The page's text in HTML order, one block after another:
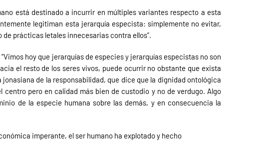
está destinado a incurrir en múltiples variantes respecto a esta
legitiman esta jerarquía especista: simplemente no evitar,
prácticas letales innecesarias contra ellos”.
hoy que jerarquías de especies y jerarquías especistas no son
el resto de los seres vivos, puede ocurrir no obstante que exista
de la responsabilidad, que dice que la dignidad ontológica
pero en calidad más bien de custodio y no de verdugo. Algo
de la especie humana sobre las demás, y en consecuencia la
imperante, el ser humano ha explotado y hecho